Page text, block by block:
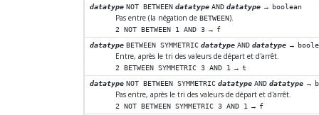
datatype NOT BETWEEN datatype AND datatype → boolean
Pas entre (la négation de BETWEEN).
2 NOT BETWEEN 1 AND 3→ f
datatype BETWEEN SYMMETRIC datatype AND datatype →
Entre, après le tri des valeurs de départ et d'arrêt.
2 BETWEEN SYMMETRIC 3 AND 1→ t
datatype NOT BETWEEN SYMMETRIC datatype AND datatype →
Pas entre, après le tri des valeurs de départ et d'arrêt.
2 NOT BETWEEN SYMMETRIC 3 AND 1→ f